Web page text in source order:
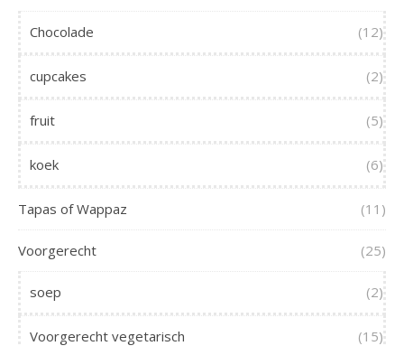
Chocolade (12)
cupcakes (2)
fruit (5)
koek (6)
Tapas of Wappaz (11)
Voorgerecht (25)
soep (2)
Voorgerecht vegetarisch (15)